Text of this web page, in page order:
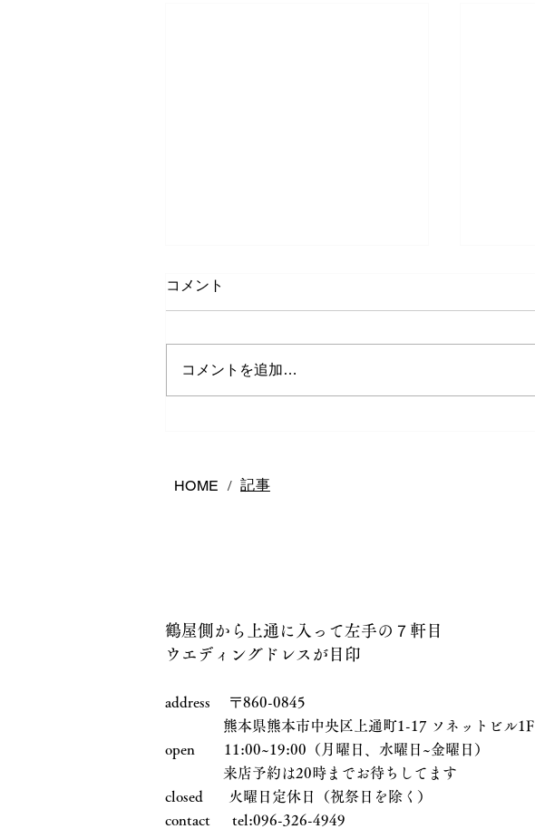
コメント
コメントを追加…
HOME / 記事
鶴屋側から上通に入って左手の７軒目
ウエディングドレスが目印
address 〒860-0845
熊本県熊本市中央区上通町1-17 ソネットビル1F
open 11:00~19:00（月曜日、水曜日~金曜日）
来店予約は20時までお待ちしてます
closed 火曜日定休日（祝祭日を除く）
contact tel:096-326-4949